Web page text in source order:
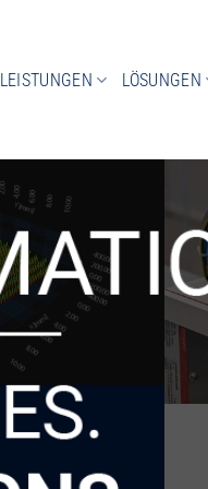
LEISTUNGEN LÖSUNGEN